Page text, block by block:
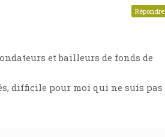
et bailleurs de fonds de
difficile pour moi qui ne suis pas
Répondre